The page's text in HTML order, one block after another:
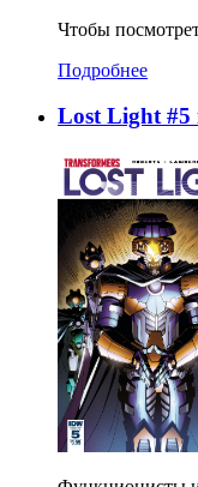
Чтобы
Подробнее
Lost Light #5